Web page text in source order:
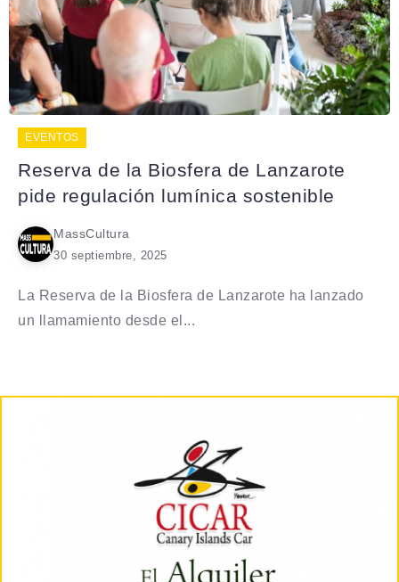
EVENTOS
Reserva de la Biosfera de Lanzarote
pide regulación lumínica sostenible
MassCultura
30 septiembre, 2025
La Reserva de la Biosfera de Lanzarote ha lanzado
un llamamiento desde el...